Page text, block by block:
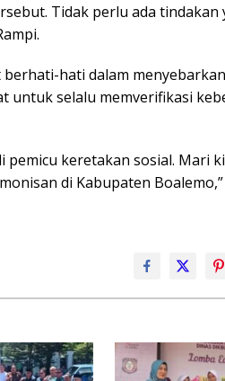
Tidak perlu ada tindakan
hati dalam
untuk selalu memverifikasi
pemicu keretakan sosial. Mari
di Kabupaten